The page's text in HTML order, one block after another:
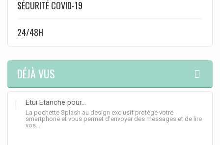
SÉCURITÉ COVID-19
24/48H
DÉJÀ VUS
Etui Etanche pour...
La pochette Splash au design exclusif protège votre
smartphone et vous permet d'envoyer des messages et de lire
vos...